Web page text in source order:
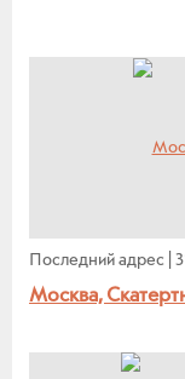
Последний адрес
Москва,